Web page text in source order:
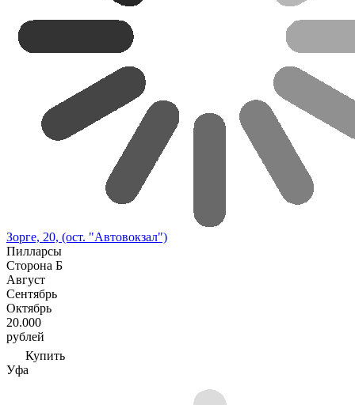
Зорге, 20, (ост. "Автовокзал")
Пилларсы
Сторона Б
Август
Сентябрь
Октябрь
20.000
рублей
Купить
Уфа